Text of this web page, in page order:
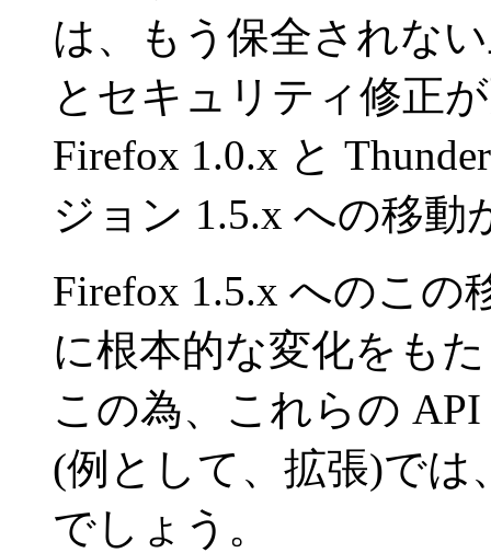
は、もう保全されな
とセキュリティ修正
Firefox 1.0.x と
ジョン 1.5.x への移動
Firefox 1.5.x へのこ
に根本的な変化をも
この為、これらの
(例として、拡張)で
でしょう。